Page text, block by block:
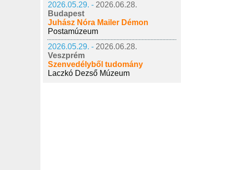
2026.05.29. - 2026.06.28.
Budapest
Juhász Nóra Mailer Démon
Postamúzeum
2026.05.29. - 2026.06.28.
Veszprém
Szenvedélyből tudomány
Laczkó Dezső Múzeum